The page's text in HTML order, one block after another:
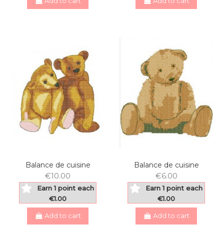
Balance de cuisine
€10.00
Earn 1 point each
€1.00
Add to cart
Balance de cuisine
€6.00
Earn 1 point each
€1.00
Add to cart